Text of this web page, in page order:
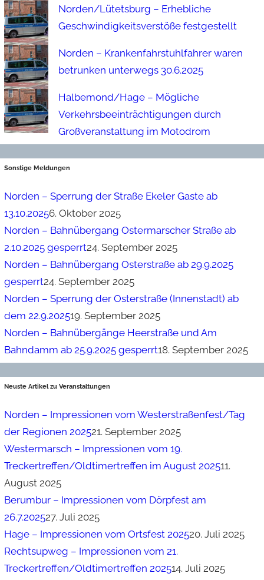
Norden/Lütetsburg – Erhebliche
Geschwindigkeitsverstöße festgestellt
Norden – Krankenfahrstuhlfahrer waren
betrunken unterwegs 30.6.2025
Halbemond/Hage – Mögliche
Verkehrsbeeinträchtigungen durch
Großveranstaltung im Motodrom
Sonstige Meldungen
Norden – Sperrung der Straße Ekeler Gaste ab
13.10.20256. Oktober 2025
Norden – Bahnübergang Ostermarscher Straße ab
2.10.2025 gesperrt24. September 2025
Norden – Bahnübergang Osterstraße ab 29.9.2025
gesperrt24. September 2025
Norden – Sperrung der Osterstraße (Innenstadt) ab
dem 22.9.202519. September 2025
Norden – Bahnübergänge Heerstraße und Am
Bahndamm ab 25.9.2025 gesperrt18. September 2025
Neuste Artikel zu Veranstaltungen
Norden – Impressionen vom Westerstraßenfest/Tag
der Regionen 202521. September 2025
Westermarsch – Impressionen vom 19.
Treckertreffen/Oldtimertreffen im August 202511.
August 2025
Berumbur – Impressionen vom Dörpfest am
26.7.202527. Juli 2025
Hage – Impressionen vom Ortsfest 202520. Juli 2025
Rechtsupweg – Impressionen vom 21.
Treckertreffen/Oldtimertreffen 202514. Juli 2025